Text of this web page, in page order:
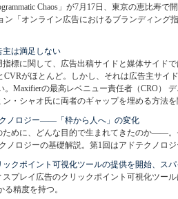
Chaos」が7月17日、東京の恵比寿で
ン「オンライン広告におけるブランディング
主は満足しない
標に関して、広告出稿サイドと媒体サイド
CVRがほとんど。しかし、それは広告主サイ
Maxifierの最高レベニュー責任者（CRO）
ン・シャオ氏に両者のギャップを埋める方法を
ノロジー――「枠から人へ」の変化
ために、どんな目的で生まれてきたのか――
ノロジーの基礎解説。第1回はアドテクノロジ
クポイント可視化ツールの提供を開始、スパ
プレイ広告のクリックポイント可視化ツー
精度を持つ。